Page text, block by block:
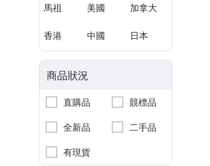
馬祖 美國 加拿大
香港 中國 日本
商品狀況
直購品
競標品
全新品
二手品
有現貨